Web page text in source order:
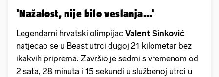
'Nažalost, nije bilo veslanja...'
Legendarni hrvatski olimpijac Valent Sinković
natjecao se u Beast utrci dugoj 21 kilometar bez
ikakvih priprema. Završio je sedmi s vremenom od
2 sata, 28 minuta i 15 sekundi u službenoj utrci u